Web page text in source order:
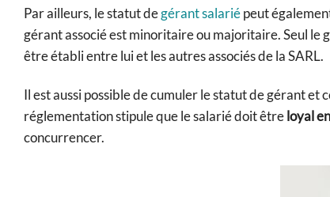
Par ailleurs, le statut degérant salariépeut
gérant associé est minoritaire ou majoritaire. Seul
être établi entre lui et les autres associés de la SARL.
Il est aussi possible de cumuler le statut de gérant
réglementation stipule que le salarié doit êtreloyal
concurrencer.